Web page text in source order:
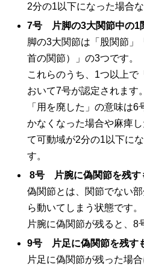
2分の1 以下になった場合
7号 片脚の3大関節中の1
脚の3大関節は「股関節」
首の関節）」の3つです。
これらのうち、 1つ以上で
おいて7号が認定されます。
「用を廃した」の意味は6
かなくなった場合や麻痺
て可動域が2分の1 以下に
す。
8号 片腕に偽関節を残す
偽関節とは、関節でない
ら動いてしまう状態です。
片腕に偽関節が残ると、 8
9号 片足に偽関節を残す
片足に偽関節が残った場